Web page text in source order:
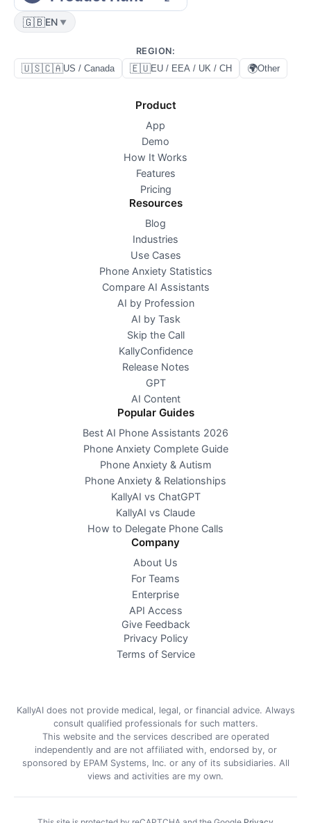
🇬🇧EN ▼
REGION:
🇺🇸🇨🇦US / Canada 🇪🇺EU / EEA / UK / CH 🌍Other
Product
App
Demo
How It Works
Features
Pricing
Resources
Blog
Industries
Use Cases
Phone Anxiety Statistics
Compare AI Assistants
AI by Profession
AI by Task
Skip the Call
KallyConfidence
Release Notes
GPT
AI Content
Popular Guides
Best AI Phone Assistants 2026
Phone Anxiety Complete Guide
Phone Anxiety & Autism
Phone Anxiety & Relationships
KallyAI vs ChatGPT
KallyAI vs Claude
How to Delegate Phone Calls
Company
About Us
For Teams
Enterprise
API Access
Give Feedback
Privacy Policy
Terms of Service
KallyAI does not provide medical, legal, or financial advice. Always
consult qualified professionals for such matters.
This website and the services described are operated
independently and are not affiliated with, endorsed by, or
sponsored by EPAM Systems, Inc. or any of its subsidiaries. All
views and activities are my own.